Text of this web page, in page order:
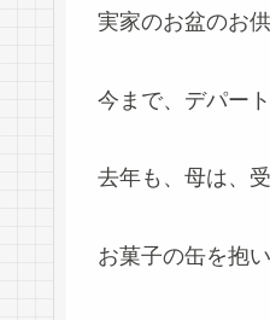
実家のお盆のお供
今まで、デパー
去年も、母は、
お菓子の缶を抱